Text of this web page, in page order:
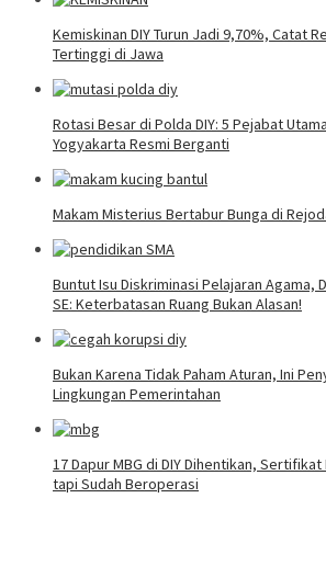
Kemiskinan DIY Turun Jadi 9,70%, Catat
Tertinggi di Jawa
Rotasi Besar di Polda DIY: 5 Pejabat
Yogyakarta Resmi Berganti
Makam Misterius Bertabur Bunga di
Buntut Isu Diskriminasi Pelajaran Agama,
SE: Keterbatasan Ruang Bukan Alasan!
Bukan Karena Tidak Paham Aturan, Ini
Lingkungan Pemerintahan
17 Dapur MBG di DIY Dihentikan,
tapi Sudah Beroperasi